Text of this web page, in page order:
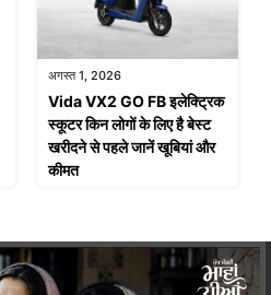
अगस्त 1, 2026
Vida VX2 GO FB इलेक्ट्रिक
स्कूटर किन लोगों के लिए है बेस्ट
खरीदने से पहले जानें खूबियां और
कीमत